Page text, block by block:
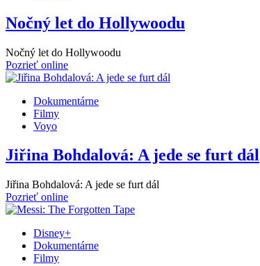
Nočný let do Hollywoodu
Nočný let do Hollywoodu
Pozrieť online
Dokumentárne
Filmy
Voyo
Jiřina Bohdalová: A jede se furt dál
Jiřina Bohdalová: A jede se furt dál
Pozrieť online
Disney+
Dokumentárne
Filmy